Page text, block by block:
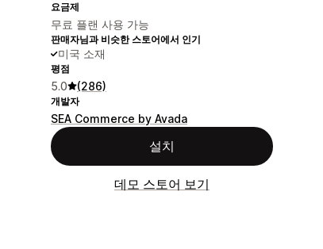
요금제
무료 플랜 사용 가능
판매자님과 비슷한 스토어에서 인기
미국 소재
평점
5.0 (286)
개발자
SEA Commerce by Avada
설치
데모 스토어 보기